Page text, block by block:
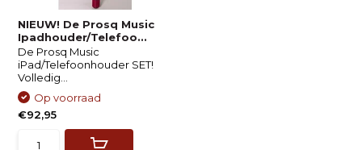
NIEUW! De Prosq Music
Ipadhouder/Telefoo...
De Prosq Music
iPad/Telefoonhouder SET!
Volledig...
Op voorraad
€92,95